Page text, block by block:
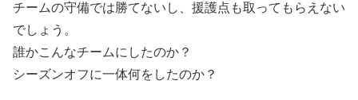
チームの守備では勝てないし、援護点も取ってもらえない
でしょう。
誰かこんなチームにしたのか？
シーズンオフに一体何をしたのか？